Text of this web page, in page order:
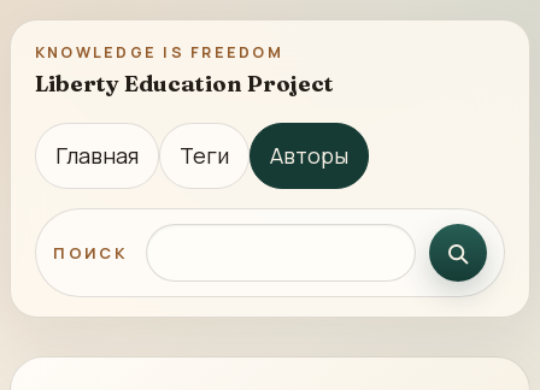
KNOWLEDGE IS FREEDOM
Liberty Education Project
Главная Теги Авторы
ПОИСК Поиск по сайту